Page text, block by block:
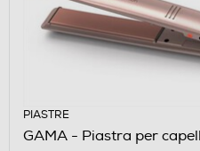
PIASTRE
GAMA - Piastra per